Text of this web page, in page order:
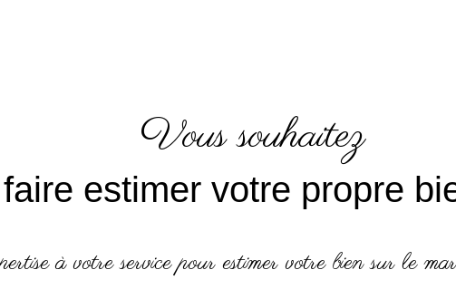
vous souhaitez
faire estimer votre propre
à votre service pour estimer votre bien sur le